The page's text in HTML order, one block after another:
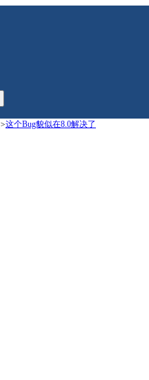
>这个Bug貌似在8.0解决了